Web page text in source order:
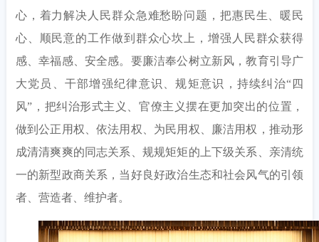
心，着力解决人民群众急难愁盼问题，把惠民生、暖民
心、顺民意的工作做到群众心坎上，增强人民群众获得
感、幸福感、安全感。要廉洁奉公树立新风，教育引导广
大党员、干部增强纪律意识、规矩意识，持续纠治“四
风”，把纠治形式主义、官僚主义摆在更加突出的位置，
做到公正用权、依法用权、为民用权、廉洁用权，推动形
成清清爽爽的同志关系、规规矩矩的上下级关系、亲清统
一的新型政商关系，当好良好政治生态和社会风气的引领
者、营造者、维护者。